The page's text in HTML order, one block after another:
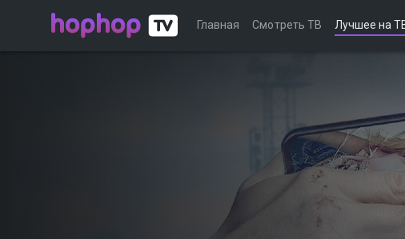
Главная Смотреть ТВ Лучшее на